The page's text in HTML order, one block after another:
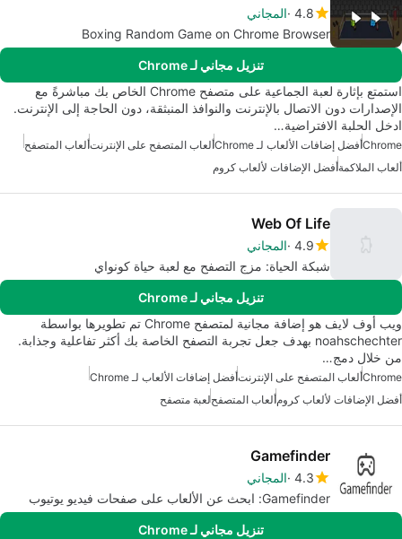
4.8 المجاني
Boxing Random Game on Chrome Browser
تنزيل مجاني لـ Chrome
استمتع بإثارة لعبة الجماعية على متصفح Chrome الخاص بك مباشرةً مع
الإصدارات دون الاتصال بالإنترنت والنوافذ المنبثقة، دون الحاجة إلى الإنترنت.
ادخل الحلبة الافتراضية…
Chromeأفضل إضافات الألعاب لـ Chrome ألعاب المتصفح على الإنترنتألعاب المتصفح
ألعاب الملاكمةأفضل الإضافات لألعاب كروم
Web Of Life
4.9 المجاني
شبكة الحياة: مزج التصفح مع لعبة حياة كونواي
تنزيل مجاني لـ Chrome
ويب أوف لايف هو إضافة مجانية لمتصفح Chrome تم تطويرها بواسطة
noahschechter بهدف جعل تجربة التصفح الخاصة بك أكثر تفاعلية وجذابة.
من خلال دمج…
Chromeألعاب المتصفح على الإنترنتأفضل إضافات الألعاب لـ Chrome
أفضل الإضافات لألعاب كرومألعاب المتصفحلعبة متصفح
Gamefinder
4.3 المجاني
Gamefinder: ابحث عن الألعاب على صفحات فيديو يوتيوب
تنزيل مجاني لـ Chrome